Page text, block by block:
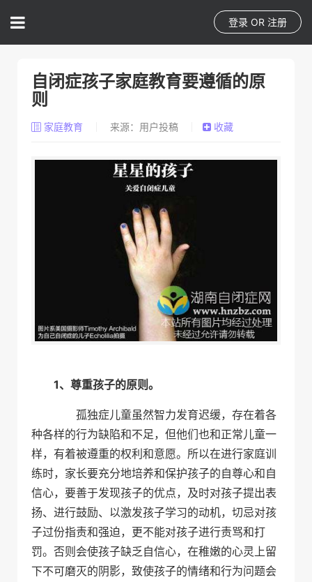
登录 OR 注册
自闭症孩子家庭教育要遵循的原
则
家庭教育 来源：用户投稿 收藏
1、尊重孩子的原则。
孤独症儿童虽然智力发育迟缓，存在着各
种各样的行为缺陷和不足，但他们也和正常儿童一
样，有着被遵重的权利和意愿。所以在进行家庭训
练时，家长要充分地培养和保护孩子的自尊心和自
信心，要善于发现孩子的优点，及时对孩子提出表
扬、进行鼓励、以激发孩子学习的动机，切忌对孩
子过份指责和强迫，更不能对孩子进行责骂和打
罚。否则会使孩子缺乏自信心，在稚嫩的心灵上留
下不可磨灭的阴影，致使孩子的情绪和行为问题会